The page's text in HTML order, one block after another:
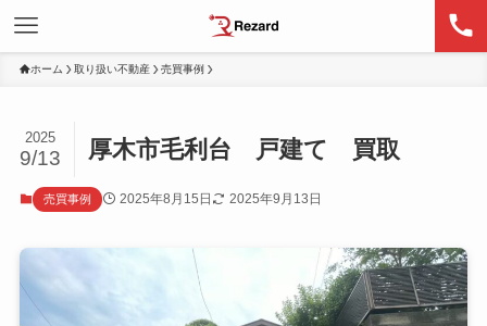
ホーム 取り扱い不動産 売買事例
厚木市毛利台 戸建て 買取
2025
9/13
売買事例 2025年8月15日 2025年9月13日